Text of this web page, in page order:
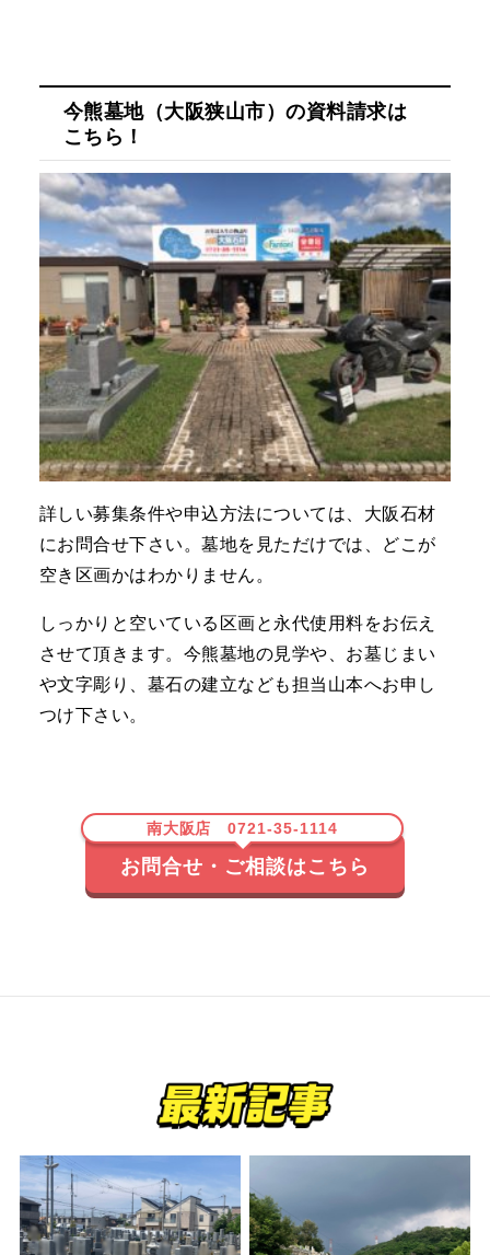
今熊墓地（大阪狭山市）の資料請求は
こちら！
詳しい募集条件や申込方法については、大阪石材
にお問合せ下さい。墓地を見ただけでは、どこが
空き区画かはわかりません。
しっかりと空いている区画と永代使用料をお伝え
させて頂きます。今熊墓地の見学や、お墓じまい
や文字彫り、墓石の建立なども担当山本へお申し
つけ下さい。
南大阪店 0721-35-1114
お問合せ・ご相談はこちら